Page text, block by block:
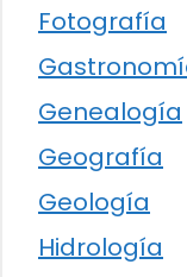
Fotografía
Genealogía
Geografía
Geología
Hidrología